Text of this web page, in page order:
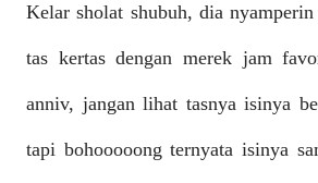
Kelar sholat shubuh, dia
tas kertas dengan merek jam
anniv, jangan lihat tasnya isinya
tapi bohooooong ternyata isinya